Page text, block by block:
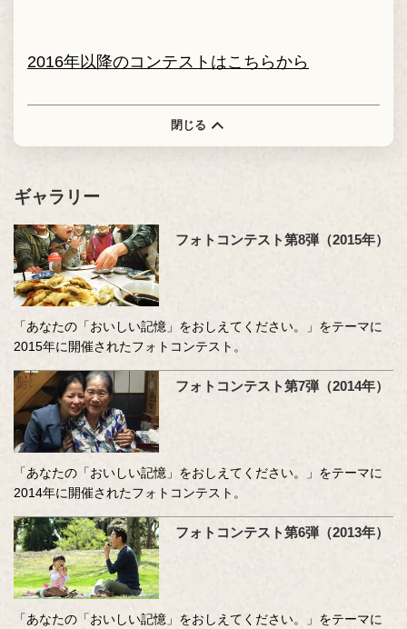
2016年以降のコンテストはこちらから
閉じる
ギャラリー
フォトコンテスト第8弾（2015年）
「あなたの「おいしい記憶」をおしえてください。」をテーマに
2015年に開催されたフォトコンテスト。
フォトコンテスト第7弾（2014年）
「あなたの「おいしい記憶」をおしえてください。」をテーマに
2014年に開催されたフォトコンテスト。
フォトコンテスト第6弾（2013年）
「あなたの「おいしい記憶」をおしえてください。」をテーマに